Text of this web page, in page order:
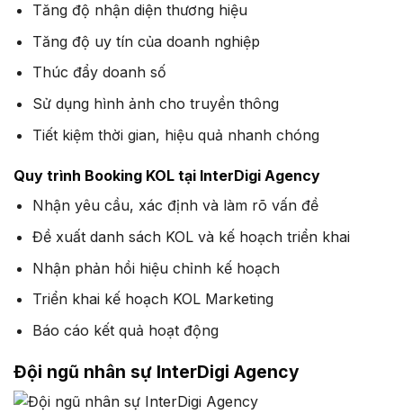
Tăng độ nhận diện thương hiệu
Tăng độ uy tín của doanh nghiệp
Thúc đẩy doanh số
Sử dụng hình ảnh cho truyền thông
Tiết kiệm thời gian, hiệu quả nhanh chóng
Quy trình Booking KOL tại InterDigi Agency
Nhận yêu cầu, xác định và làm rõ vấn đề
Đề xuất danh sách KOL và kế hoạch triển khai
Nhận phản hồi hiệu chỉnh kế hoạch
Triển khai kế hoạch KOL Marketing
Báo cáo kết quả hoạt động
Đội ngũ nhân sự InterDigi Agency